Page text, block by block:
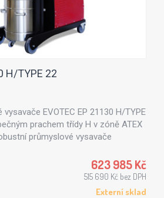
H/TYPE 22
EVOTEC EP 21130 H/TYPE
prachem třídy H v zóně ATEX
průmyslové vysavače
623 985 Kč
515 690 Kč bez DPH
Externí sklad